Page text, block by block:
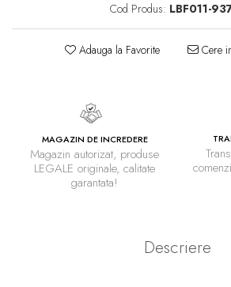
Cod Produs: LBF011-
Adauga la Favorite Cere
MAGAZIN DE INCREDERE
Magazin autorizat, produse
LEGALE originale, calitate
garantata!
Descriere